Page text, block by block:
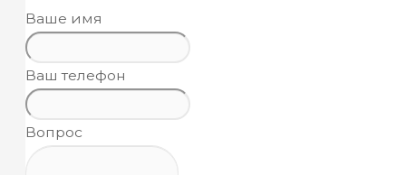
Ваше имя
Ваш телефон
Вопрос